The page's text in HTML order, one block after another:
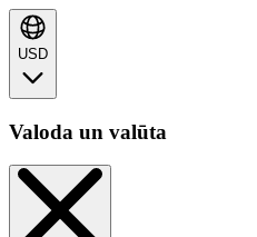
USD
Valoda un valūta